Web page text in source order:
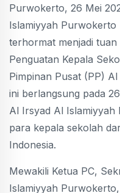
Purwokerto, 26 Mei
Islamiyyah
terhormat menjadi
Penguatan Kepala
Pimpinan Pusat (PP)
ini berlangsung pada
Al Irsyad Al
para kepala sekolah
Indonesia.
Mewakili Ketua PC,
Islamiyyah